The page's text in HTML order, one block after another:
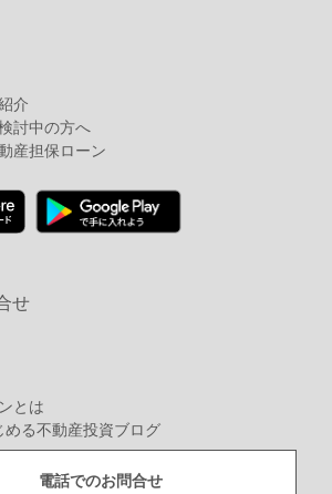
介
討中の方へ
産担保ローン
せ
とは
める不動産投資ブログ
電話でのお問合せ